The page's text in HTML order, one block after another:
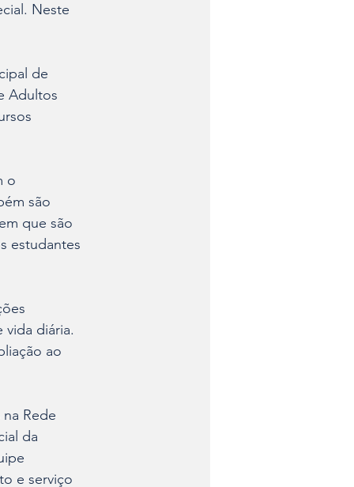
Neste
de
Adultos
o
são
que são
estudantes
diária.
ao
Rede
da
e serviço